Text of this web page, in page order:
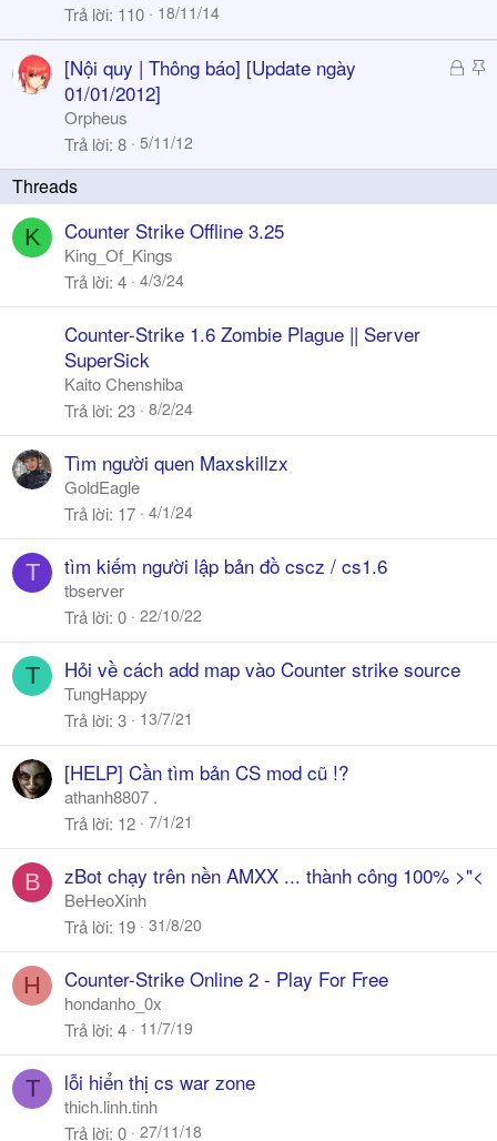
c
k
Trả lời 110 18/11/14
Đ
ó
S
k
[Nội quy | Thông báo] [Update ngày
01/01/2012]
Orpheus
Trả lời 8 5/11/12
K Counter Strike Offline 3.25
King_Of_Kings
Trả lời 4 4/3/24
Counter-Strike 1.6 Zombie Plague || Server
SuperSick
Kaito Chenshiba
Trả lời 23 8/2/24
Tìm người quen Maxskillzx
GoldEagle
Trả lời 17 4/1/24
T tìm kiếm người lập bản đồ cscz / cs1.6
tbserver
Trả lời 0 22/10/22
T Hỏi về cách add map vào Counter strike source
TungHappy
Trả lời 3 13/7/21
[HELP] Cần tìm bản CS mod cũ !?
athanh8807 .
Trả lời 12 7/1/21
B zBot chạy trên nền AMXX ... thành công 100% >"<
BeHeoXinh
Trả lời 19 31/8/20
H Counter-Strike Online 2 - Play For Free
hondanho_0x
Trả lời 4 11/7/19
T lỗi hiển thị cs war zone
thich.linh.tinh
Trả lời 0 27/11/18